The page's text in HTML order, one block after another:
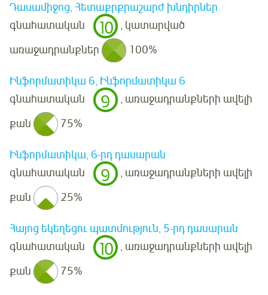
Դասամիջոց, Հետաքրքրաշարժ խնդիրներ
գնահատական
10 , կատարված
առաջադրանքներ
100%
Ինֆորմատիկա 6, Ինֆորմատիկա 6
գնահատական
9
, առաջադրանքների ավելի
քան
75%
Ինֆորմատիկա, 6-րդ դասարան
գնահատական
9
, առաջադրանքների ավելի
քան
25%
Հայոց եկեղեցու պատմություն, 5-րդ դասարան
գնահատական
10 , առաջադրանքների ավելի
քան
75%